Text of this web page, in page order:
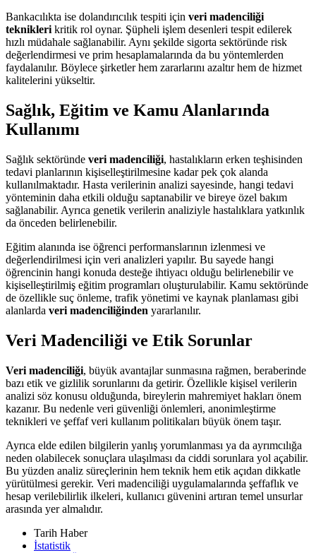
Bankacılıkta ise dolandırıcılık tespiti için veri madenciliği
teknikleri kritik rol oynar. Şüpheli işlem desenleri tespit edilerek
hızlı müdahale sağlanabilir. Aynı şekilde sigorta sektöründe risk
değerlendirmesi ve prim hesaplamalarında da bu yöntemlerden
faydalanılır. Böylece şirketler hem zararlarını azaltır hem de hizmet
kalitelerini yükseltir.
Sağlık, Eğitim ve Kamu Alanlarında
Kullanımı
Sağlık sektöründe veri madenciliği, hastalıkların erken teşhisinden
tedavi planlarının kişiselleştirilmesine kadar pek çok alanda
kullanılmaktadır. Hasta verilerinin analizi sayesinde, hangi tedavi
yönteminin daha etkili olduğu saptanabilir ve bireye özel bakım
sağlanabilir. Ayrıca genetik verilerin analiziyle hastalıklara yatkınlık
da önceden belirlenebilir.
Eğitim alanında ise öğrenci performanslarının izlenmesi ve
değerlendirilmesi için veri analizleri yapılır. Bu sayede hangi
öğrencinin hangi konuda desteğe ihtiyacı olduğu belirlenebilir ve
kişiselleştirilmiş eğitim programları oluşturulabilir. Kamu sektöründe
de özellikle suç önleme, trafik yönetimi ve kaynak planlaması gibi
alanlarda veri madenciliğinden yararlanılır.
Veri Madenciliği ve Etik Sorunlar
Veri madenciliği, büyük avantajlar sunmasına rağmen, beraberinde
bazı etik ve gizlilik sorunlarını da getirir. Özellikle kişisel verilerin
analizi söz konusu olduğunda, bireylerin mahremiyet hakları önem
kazanır. Bu nedenle veri güvenliği önlemleri, anonimleştirme
teknikleri ve şeffaf veri kullanım politikaları büyük önem taşır.
Ayrıca elde edilen bilgilerin yanlış yorumlanması ya da ayrımcılığa
neden olabilecek sonuçlara ulaşılması da ciddi sorunlara yol açabilir.
Bu yüzden analiz süreçlerinin hem teknik hem etik açıdan dikkatle
yürütülmesi gerekir. Veri madenciliği uygulamalarında şeffaflık ve
hesap verilebilirlik ilkeleri, kullanıcı güvenini artıran temel unsurlar
arasında yer almalıdır.
Tarih Haber
İstatistik